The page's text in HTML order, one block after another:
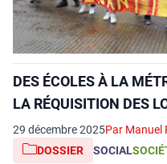
DES ÉCOLES À LA
LA RÉQUISITION DES
29 décembre 2025Par Manuel
DOSSIER
SOCIAL